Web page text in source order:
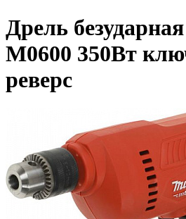
Дрель
M0600 350Вт
реверс